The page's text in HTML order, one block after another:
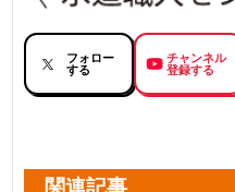
フォロー
する
チャンネル
登録する